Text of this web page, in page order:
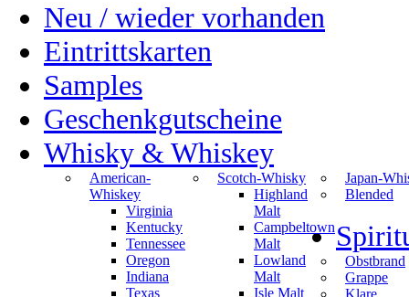
Neu / wieder vorhanden
Eintrittskarten
Samples
Geschenkgutscheine
Whisky & Whiskey
American-
Whiskey
Virginia
Kentucky
Tennessee
Oregon
Indiana
Texas
Scotch-Whisky
Highland
Malt
Campbeltown
Malt
Lowland
Malt
Isle Malt
Japan-
Blended
Obstbrand
Grappe